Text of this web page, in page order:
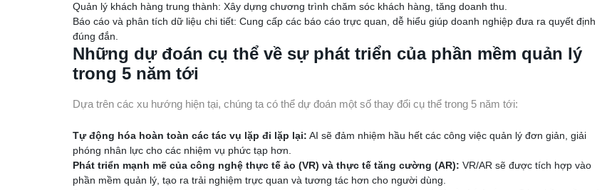
Quản lý khách hàng trung thành: Xây dựng chương trình chăm sóc khách hàng, tăng doanh thu.
Báo cáo và phân tích dữ liệu chi tiết: Cung cấp các báo cáo trực quan, dễ hiểu giúp doanh nghiệp đưa ra quyết định
đúng đắn.
Những dự đoán cụ thể về sự phát triển của phần mềm quản lý
trong 5 năm tới
Dựa trên các xu hướng hiện tại, chúng ta có thể dự đoán một số thay đổi cụ thể trong 5 năm tới:
Tự động hóa hoàn toàn các tác vụ lặp đi lặp lại: AI sẽ đảm nhiệm hầu hết các công việc quản lý đơn giản, giải
phóng nhân lực cho các nhiệm vụ phức tạp hơn.
Phát triển mạnh mẽ của công nghệ thực tế ảo (VR) và thực tế tăng cường (AR): VR/AR sẽ được tích hợp vào
phần mềm quản lý, tạo ra trải nghiệm trực quan và tương tác hơn cho người dùng.